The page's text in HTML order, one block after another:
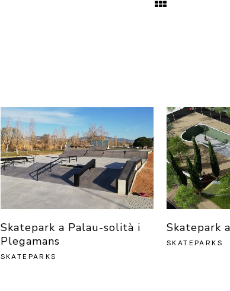
Skatepark a Palau-solità i
Plegamans
SKATEPARKS
Skatepark
SKATEPARKS